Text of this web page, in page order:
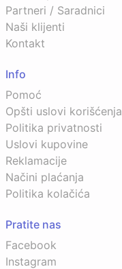
Partneri / Saradnici
Naši klijenti
Kontakt
Info
Pomoć
Opšti uslovi korišćenja
Politika privatnosti
Uslovi kupovine
Reklamacije
Načini plaćanja
Politika kolačića
Pratite nas
Facebook
Instagram